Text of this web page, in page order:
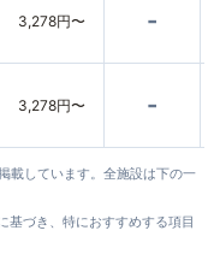
3,278円〜 -
3,278円〜 -
載しています。全施設は下の一
基づき、特におすすめする項目